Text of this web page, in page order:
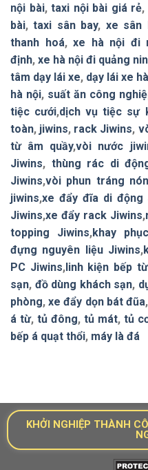
nội bài,taxi nội bài giá rẻ,
bài,taxi sân bay, xe sân
thanh hoá, xe hà nội đi
định,xe hà nội đi quảng
tâm dạy lái xe, dạy lái xe
hà nội, suất ăn công
tiệc cưới,dịch vụ tiệc sự
toàn, jiwins, rack Jiwins,
từ âm quầy,vòi nước
Jiwins, thùng rác di
Jiwins,vòi phun tráng
jiwins,xe đẩy đĩa di động
Jiwins,xe đẩy rack Jiwins,
topping Jiwins,khay
đựng nguyên liệu Jiwins,
PC Jiwins,linh kiện bếp
sạn, đồ dùng khách sạn,
phòng,xe đẩy dọn bát đũa
á từ, tủ đông, tủ mát, tủ
bếp á quạt thổi, máy là đá
KHỞI NGHIỆP THÀNH